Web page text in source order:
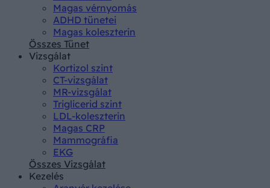
Magas vérnyomás
ADHD tünetei
Magas koleszterin
Összes Tünet
Vizsgálat
Kortizol szint
CT-vizsgálat
MR-vizsgálat
Triglicerid szint
LDL-koleszterin
Magas CRP
Mammográfia
EKG
Összes Vizsgálat
Kezelés